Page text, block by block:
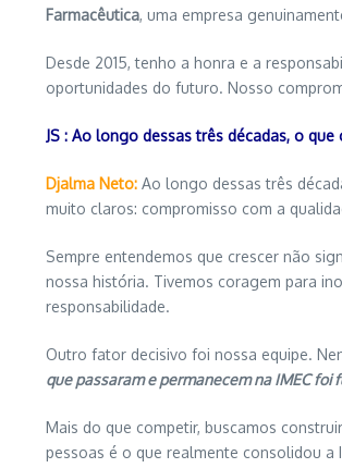
Farmacêutica, uma empresa
Desde 2015, tenho a honra e a
oportunidades do futuro. Nosso
JS : Ao longo dessas três décadas, o
Djalma Neto: Ao longo dessas três
muito claros: compromisso com a
Sempre entendemos que crescer não
nossa história. Tivemos coragem para
responsabilidade.
Outro fator decisivo foi nossa equipe.
que passaram e permanecem na IMEC
Mais do que competir, buscamos
pessoas é o que realmente consolidou a